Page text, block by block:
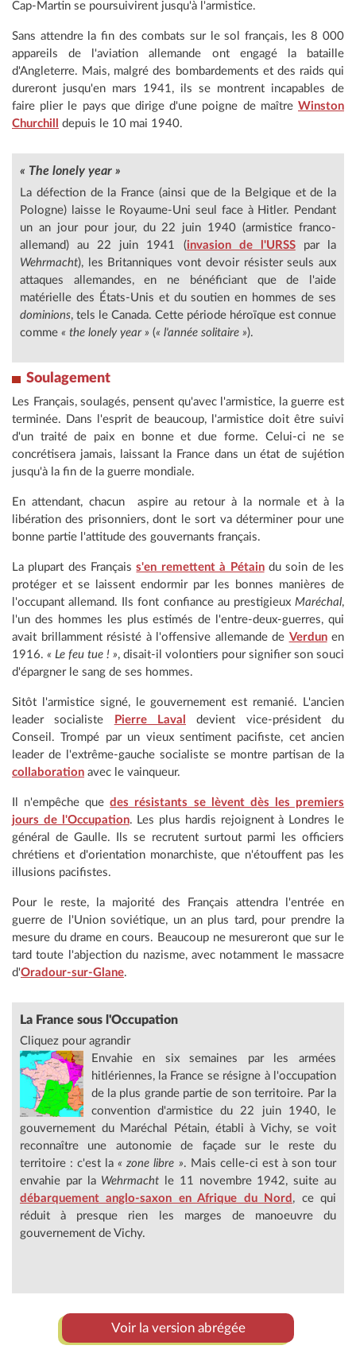
Cap-Martin se poursuivirent jusqu'à l'armistice.
Sans attendre la fin des combats sur le sol français, les 8 000
appareils de l'aviation allemande ont engagé la bataille
d'Angleterre. Mais, malgré des bombardements et des raids qui
dureront jusqu'en mars 1941, ils se montrent incapables de
faire plier le pays que dirige d'une poigne de maître Winston
Churchill
depuis le 10 mai 1940.
« The lonely year »
La défection de la France (ainsi que de la Belgique et de la
Pologne) laisse le Royaume-Uni seul face à Hitler. Pendant
un an jour pour jour, du 22 juin 1940 (armistice franco-
allemand) au 22 juin 1941 (invasion de l'URSSpar la
Wehrmacht), les Britanniques vont devoir résister seuls aux
attaques allemandes, en ne bénéficiant que de l'aide
matérielle des États-Unis et du soutien en hommes de ses
dominions, tels le Canada. Cette période héroïque est connue
comme « the lonely year » (« l'année solitaire »).
Soulagement
Les Français, soulagés, pensent qu'avec l'armistice, la guerre est
terminée. Dans l'esprit de beaucoup, l'armistice doit être suivi
d'un traité de paix en bonne et due forme. Celui-ci ne se
concrétisera jamais, laissant la France dans un état de sujétion
jusqu'à la fin de la guerre mondiale.
En attendant, chacun aspire au retour à la normale et à la
libération des prisonniers, dont le sort va déterminer pour une
bonne partie l'attitude des gouvernants français.
La plupart des Françaiss'en remettent à Pétaindu soin de les
protéger et se laissent endormir par les bonnes manières de
l'occupant allemand. Ils font confiance au prestigieux Maréchal,
l'un des hommes les plus estimés de l'entre-deux-guerres, qui
avait brillamment résisté à l'offensive allemande de Verdunen
1916. « Le feu tue ! », disait-il volontiers pour signifier son souci
d'épargner le sang de ses hommes.
Sitôt l'armistice signé, le gouvernement est remanié. L'ancien
leader socialiste Pierre Laval
devient vice-président du
Conseil. Trompé par un vieux sentiment pacifiste, cet ancien
leader de l'extrême-gauche socialiste se montre partisan de la
collaboration avec le vainqueur.
Il n'empêche quedes résistants se lèvent dès les premiers
jours de l'Occupation. Les plus hardis rejoignent à Londres le
général de Gaulle. Ils se recrutent surtout parmi les officiers
chrétiens et d'orientation monarchiste, que n'étouffent pas les
illusions pacifistes.
Pour le reste, la majorité des Français attendra l'entrée en
guerre de l'Union soviétique, un an plus tard, pour prendre la
mesure du drame en cours. Beaucoup ne mesureront que sur le
tard toute l'abjection du nazisme, avec notamment le massacre
d'Oradour-sur-Glane.
La France sous l'Occupation
Cliquez pour agrandir
Envahie en six semaines par les armées
hitlériennes, la France se résigne à l'occupation
de la plus grande partie de son territoire. Par la
convention d'armistice du 22 juin 1940, le
gouvernement du Maréchal Pétain, établi à Vichy, se voit
reconnaître une autonomie de façade sur le reste du
territoire : c'est la« zone libre ». Mais celle-ci est à son tour
envahie par la Wehrmacht le 11 novembre 1942, suite au
débarquement anglo-saxon en Afrique du Nord , ce qui
réduit à presque rien les marges de manoeuvre du
gouvernement de Vichy.
Voir la version abrégée